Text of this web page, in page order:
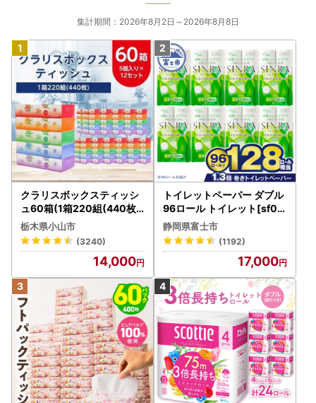
集計期間：2026年8月2日～2026年8月8日
クラリスボックスティッシ
ュ60箱(1箱220組(440枚))
(5個入り×12セット)【配送
不可地域：離島・沖縄県】
【1256759】
栃木県小山市
(3240)
14,000
トイレットペーパー ダブル
96ロール トイレット[sf00
1-012]
静岡県富士市
(1192)
17,000